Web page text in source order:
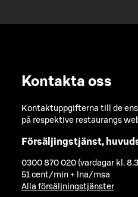
Kontakta oss
Kontaktuppgifterna till de
på respektive restaurangs
Försäljingstjänst,
0300 870 020 (vardagar kl.
51 cent/min + lna/msa
Alla försäljningstjänster